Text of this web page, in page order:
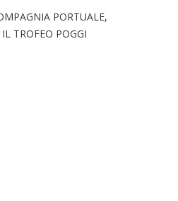
PORTUALE,
TROFEO POGGI